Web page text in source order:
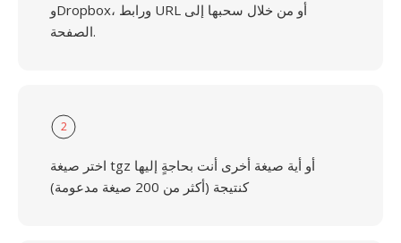
وDropbox، ورابط URL أو من خلال سحبها إلى
الصفحة.
2
اختر صيغة tgz أو أية صيغة أخرى أنت بحاجةٍ إليها
كنتيجة (أكثر من 200 صيغة مدعومة)